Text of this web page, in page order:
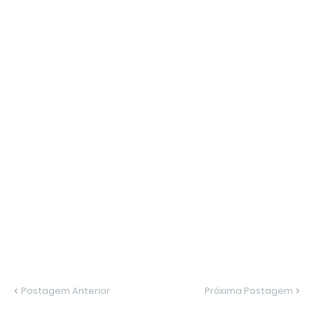
Postagem Anterior Próxima Postagem